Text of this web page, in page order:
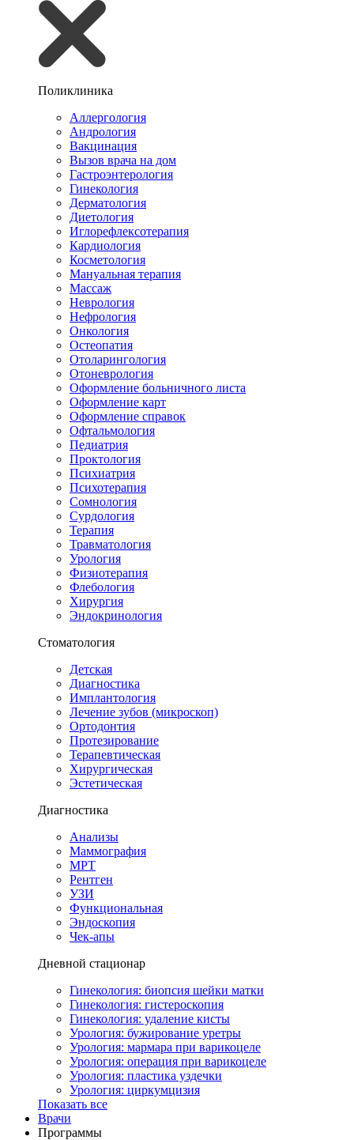
Поликлиника
Аллергология
Андрология
Вакцинация
Вызов врача на дом
Гастроэнтерология
Гинекология
Дерматология
Диетология
Иглорефлексотерапия
Кардиология
Косметология
Мануальная терапия
Массаж
Неврология
Нефрология
Онкология
Остеопатия
Отоларингология
Отоневрология
Оформление больничного листа
Оформление карт
Оформление справок
Офтальмология
Педиатрия
Проктология
Психиатрия
Психотерапия
Сомнология
Сурдология
Терапия
Травматология
Урология
Физиотерапия
Флебология
Хирургия
Эндокринология
Стоматология
Детская
Диагностика
Имплантология
Лечение зубов (микроскоп)
Ортодонтия
Протезирование
Терапевтическая
Хирургическая
Эстетическая
Диагностика
Анализы
Маммография
МРТ
Рентген
УЗИ
Функциональная
Эндоскопия
Чек-апы
Дневной стационар
Гинекология: биопсия шейки матки
Гинекология: гистероскопия
Гинекология: удаление кисты
Урология: бужирование уретры
Урология: мармара при варикоцеле
Урология: операция при варикоцеле
Урология: пластика уздечки
Урология: циркумцизия
Показать все
Врачи
Программы